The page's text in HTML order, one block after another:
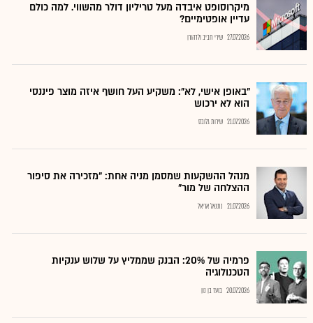
מיקרוסופט איבדה מעל טריליון דולר מהשווי. למה כולם
עדיין אופטימיים?
27.07.2026 שירי חביב ולדהורן
"באופן אישי, לא": משקיע העל חושף איזה מוצר פיננסי
הוא לא ירכוש
21.07.2026 שירות גלובס
מנהל ההשקעות שמסמן מניה אחת: "מזכירה את סיפור
ההצלחה של מור"
21.07.2026 נתנאל אריאל
פרמיה של 20%: הבנק שממליץ על שלוש ענקיות
הטכנולוגיה
20.07.2026 בועז בן נון